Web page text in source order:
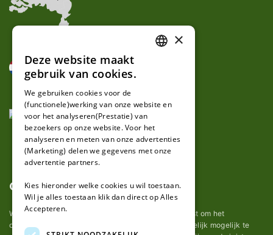
Over ons
Wij van robotmaaier-mesjes.nl doen ons uiterste best om het
onderhoud van robot grasmaaier mesjes zo gemakkelijk mogelijk te
GERMAN
×
Deze website maakt
gebruik van cookies.
We gebruiken cookies voor de
(functionele)werking van onze website en
voor het analyseren(Prestatie) van
bezoekers op onze website. Voor het
analyseren en meten van onze advertenties
(Marketing) delen we gegevens met onze
advertentie partners.
Kies hieronder welke cookies u wil toestaan.
Wil je alles toestaan klik dan direct op Alles
Accepteren.